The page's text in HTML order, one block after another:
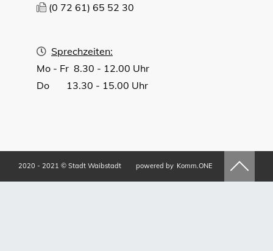
(0 72 61) 65 52 30
Sprechzeiten:
Mo - Fr 8.30 - 12.00 Uhr
Do 13.30 - 15.00 Uhr
2020 - 2021 © Stadt Waibstadt powered by Komm.ONE